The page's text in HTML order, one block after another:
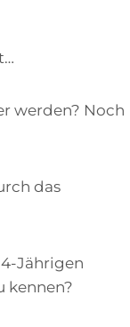
werden? Noch
das
Jährigen
kennen?